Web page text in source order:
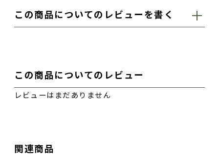
この商品についてのレビューを書く
性別
この商品についてのレビュー
レビューはまだありません
関連商品